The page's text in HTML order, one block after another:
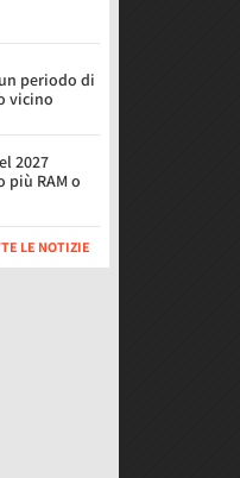
periodo di
vicino
2027
più RAM o
LE NOTIZIE